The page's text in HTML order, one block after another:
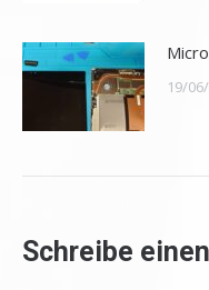
19/
Schreibe